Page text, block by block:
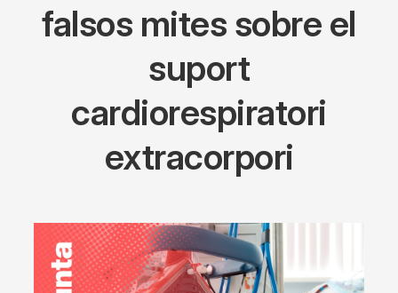
falsos mites sobre el
suport
cardiorespiratori
extracorpori
Imagen